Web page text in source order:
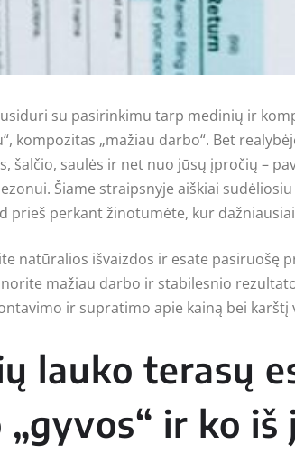
su pasirinkimu tarp medinių ir
kompozitas „mažiau darbo“. Bet
šalčio, saulės ir net nuo jūsų įpročių –
Šiame straipsnyje aiškiai
prieš perkant žinotumėte, kur
natūralios išvaizdos ir esate pasiruošę
norite mažiau darbo ir stabilesnio
ir supratimo apie kainą bei karštį
lauko terasų
ir ko iš